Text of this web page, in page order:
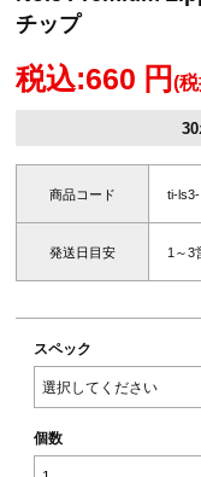
チップ
税込:660 円(
商品コード ti-ls3-
発送日目安 1～3
スペック
個数